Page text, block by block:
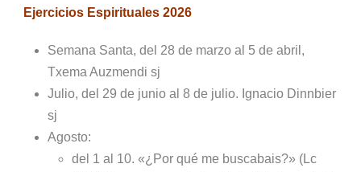
Ejercicios Espirituales 2026
Semana Santa, del 28 de marzo al 5 de abril,
Txema Auzmendi sj
Julio, del 29 de junio al 8 de julio. Ignacio Dinnbier
sj
Agosto:
del 1 al 10. «¿Por qué me buscabais?» (Lc